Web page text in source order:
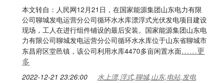
本文转自：人民网12月21日，在国家能源集团山东电力有限
公司聊城发电运营分公司循环水水库漂浮式光伏发电项目建设
现场，工人在进行组件铺设的最后安装。国家能源集团山东电
力有限公司聊城发电运营分公司循环水水库位于山东省聊城市
东昌府区堂邑镇，该公司利用水库4470多亩闲置水面……更
多
2022-12-21 23:26:00 水上漂,浮式,聊城,山东,电站,发电